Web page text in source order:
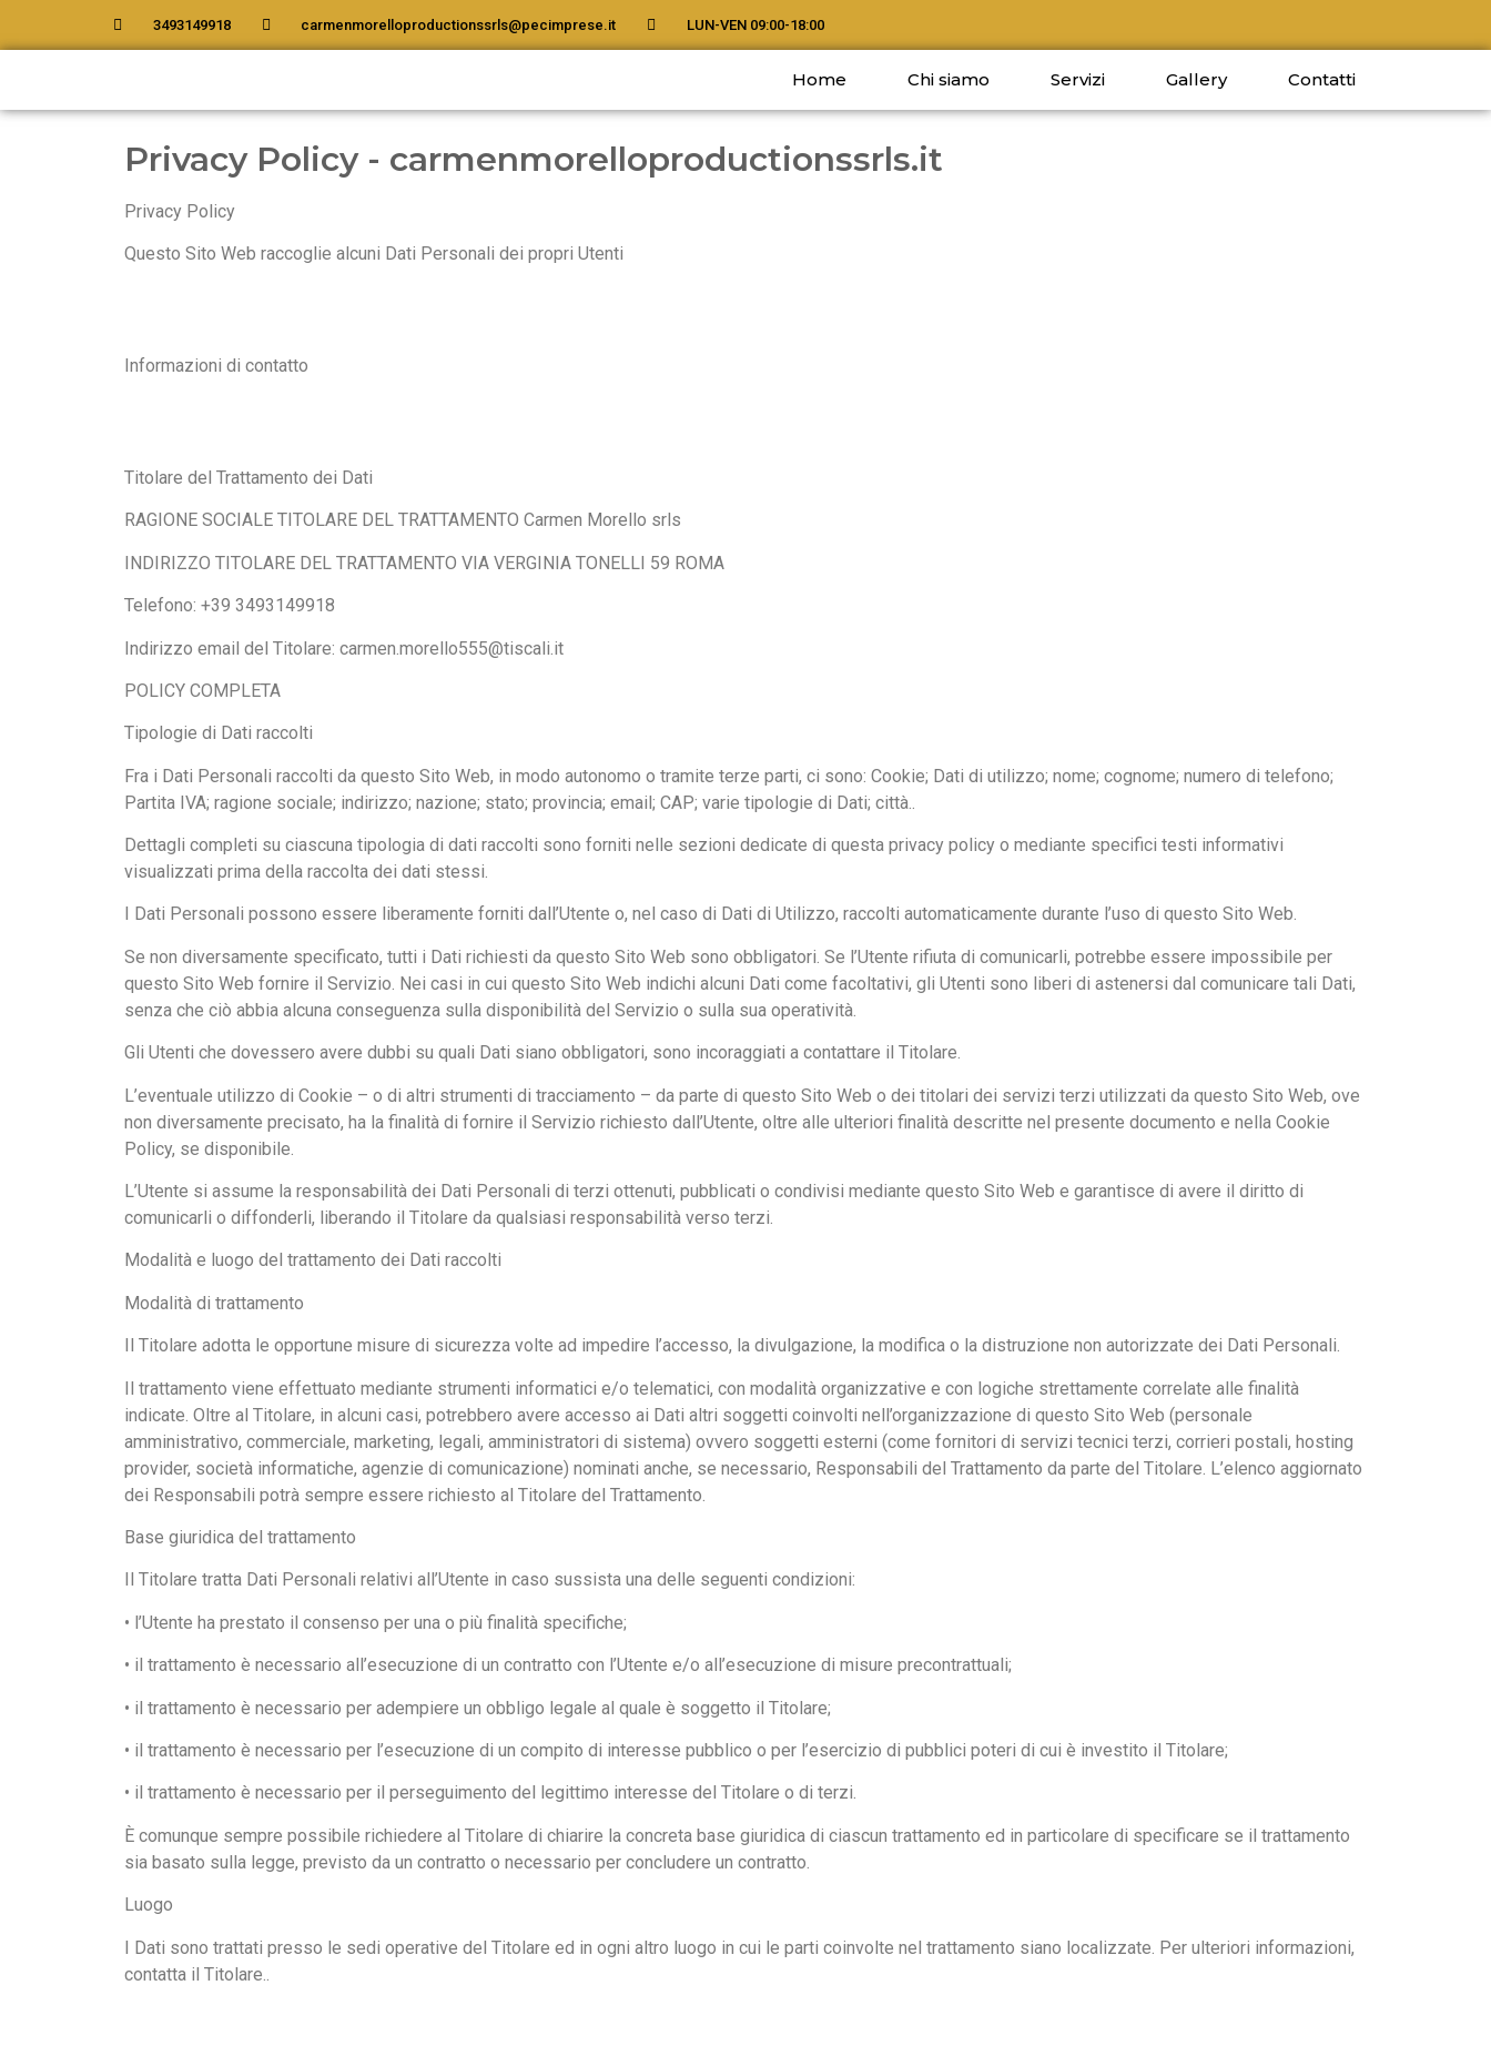
3493149918 carmenmorelloproductionssrls@pecimprese.it LUN-VEN 09:00-18:00
Home Chi siamo Servizi Gallery Contatti
Privacy Policy - carmenmorelloproductionssrls.it
Privacy Policy
Questo Sito Web raccoglie alcuni Dati Personali dei propri Utenti
Informazioni di contatto
Titolare del Trattamento dei Dati
RAGIONE SOCIALE TITOLARE DEL TRATTAMENTO Carmen Morello srls
INDIRIZZO TITOLARE DEL TRATTAMENTO VIA VERGINIA TONELLI 59 ROMA
Telefono: +39 3493149918
Indirizzo email del Titolare: carmen.morello555@tiscali.it
POLICY COMPLETA
Tipologie di Dati raccolti
Fra i Dati Personali raccolti da questo Sito Web, in modo autonomo o tramite terze parti, ci sono: Cookie; Dati di utilizzo; nome; cognome; numero di telefono;
Partita IVA; ragione sociale; indirizzo; nazione; stato; provincia; email; CAP; varie tipologie di Dati; città..
Dettagli completi su ciascuna tipologia di dati raccolti sono forniti nelle sezioni dedicate di questa privacy policy o mediante specifici testi informativi
visualizzati prima della raccolta dei dati stessi.
I Dati Personali possono essere liberamente forniti dall’Utente o, nel caso di Dati di Utilizzo, raccolti automaticamente durante l’uso di questo Sito Web.
Se non diversamente specificato, tutti i Dati richiesti da questo Sito Web sono obbligatori. Se l’Utente rifiuta di comunicarli, potrebbe essere impossibile per
questo Sito Web fornire il Servizio. Nei casi in cui questo Sito Web indichi alcuni Dati come facoltativi, gli Utenti sono liberi di astenersi dal comunicare tali Dati,
senza che ciò abbia alcuna conseguenza sulla disponibilità del Servizio o sulla sua operatività.
Gli Utenti che dovessero avere dubbi su quali Dati siano obbligatori, sono incoraggiati a contattare il Titolare.
L’eventuale utilizzo di Cookie – o di altri strumenti di tracciamento – da parte di questo Sito Web o dei titolari dei servizi terzi utilizzati da questo Sito Web, ove
non diversamente precisato, ha la finalità di fornire il Servizio richiesto dall’Utente, oltre alle ulteriori finalità descritte nel presente documento e nella Cookie
Policy, se disponibile.
L’Utente si assume la responsabilità dei Dati Personali di terzi ottenuti, pubblicati o condivisi mediante questo Sito Web e garantisce di avere il diritto di
comunicarli o diffonderli, liberando il Titolare da qualsiasi responsabilità verso terzi.
Modalità e luogo del trattamento dei Dati raccolti
Modalità di trattamento
Il Titolare adotta le opportune misure di sicurezza volte ad impedire l’accesso, la divulgazione, la modifica o la distruzione non autorizzate dei Dati Personali.
Il trattamento viene effettuato mediante strumenti informatici e/o telematici, con modalità organizzative e con logiche strettamente correlate alle finalità
indicate. Oltre al Titolare, in alcuni casi, potrebbero avere accesso ai Dati altri soggetti coinvolti nell’organizzazione di questo Sito Web (personale
amministrativo, commerciale, marketing, legali, amministratori di sistema) ovvero soggetti esterni (come fornitori di servizi tecnici terzi, corrieri postali, hosting
provider, società informatiche, agenzie di comunicazione) nominati anche, se necessario, Responsabili del Trattamento da parte del Titolare. L’elenco aggiornato
dei Responsabili potrà sempre essere richiesto al Titolare del Trattamento.
Base giuridica del trattamento
Il Titolare tratta Dati Personali relativi all’Utente in caso sussista una delle seguenti condizioni:
• l’Utente ha prestato il consenso per una o più finalità specifiche;
• il trattamento è necessario all’esecuzione di un contratto con l’Utente e/o all’esecuzione di misure precontrattuali;
• il trattamento è necessario per adempiere un obbligo legale al quale è soggetto il Titolare;
• il trattamento è necessario per l’esecuzione di un compito di interesse pubblico o per l’esercizio di pubblici poteri di cui è investito il Titolare;
• il trattamento è necessario per il perseguimento del legittimo interesse del Titolare o di terzi.
È comunque sempre possibile richiedere al Titolare di chiarire la concreta base giuridica di ciascun trattamento ed in particolare di specificare se il trattamento
sia basato sulla legge, previsto da un contratto o necessario per concludere un contratto.
Luogo
I Dati sono trattati presso le sedi operative del Titolare ed in ogni altro luogo in cui le parti coinvolte nel trattamento siano localizzate. Per ulteriori informazioni,
contatta il Titolare..